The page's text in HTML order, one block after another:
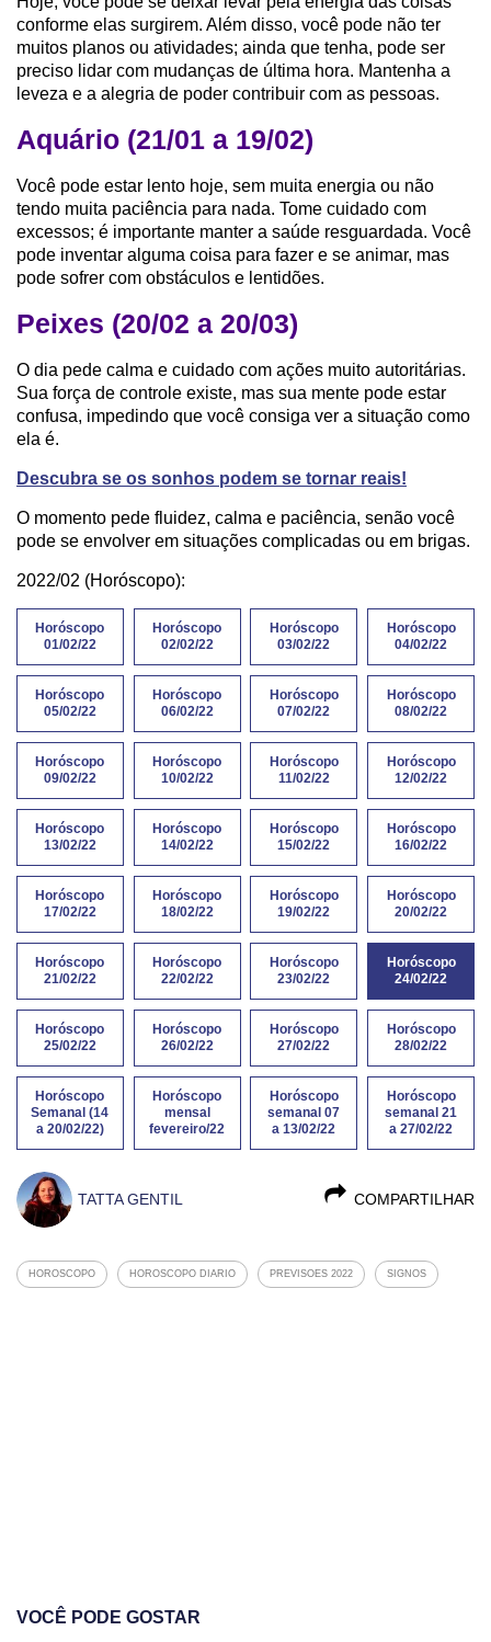
conforme elas surgirem. Além disso, você pode não ter
muitos planos ou atividades; ainda que tenha, pode ser
preciso lidar com mudanças de última hora. Mantenha a
leveza e a alegria de poder contribuir com as pessoas.
Aquário (21/01 a 19/02)
Você pode estar lento hoje, sem muita energia ou não
tendo muita paciência para nada. Tome cuidado com
excessos; é importante manter a saúde resguardada. Você
pode inventar alguma coisa para fazer e se animar, mas
pode sofrer com obstáculos e lentidões.
Peixes (20/02 a 20/03)
O dia pede calma e cuidado com ações muito autoritárias.
Sua força de controle existe, mas sua mente pode estar
confusa, impedindo que você consiga ver a situação como
ela é.
Descubra se os sonhos podem se tornar reais!
O momento pede fluidez, calma e paciência, senão você
pode se envolver em situações complicadas ou em brigas.
2022/02 (Horóscopo):
Horóscopo
01/02/22
Horóscopo
02/02/22
Horóscopo
03/02/22
Horóscopo
04/02/22
Horóscopo
05/02/22
Horóscopo
06/02/22
Horóscopo
07/02/22
Horóscopo
08/02/22
Horóscopo
09/02/22
Horóscopo
10/02/22
Horóscopo
11/02/22
Horóscopo
12/02/22
Horóscopo
13/02/22
Horóscopo
14/02/22
Horóscopo
15/02/22
Horóscopo
16/02/22
Horóscopo
17/02/22
Horóscopo
18/02/22
Horóscopo
19/02/22
Horóscopo
20/02/22
Horóscopo
21/02/22
Horóscopo
22/02/22
Horóscopo
23/02/22
Horóscopo
24/02/22
Horóscopo
25/02/22
Horóscopo
26/02/22
Horóscopo
27/02/22
Horóscopo
28/02/22
Horóscopo
Semanal (14
a 20/02/22)
Horóscopo
mensal
fevereiro/22
Horóscopo
semanal 07
a 13/02/22
Horóscopo
semanal 21
a 27/02/22
COMPARTILHAR
TATTA GENTIL
HOROSCOPO HOROSCOPO DIARIO PREVISOES 2022 SIGNOS
VOCÊ PODE GOSTAR